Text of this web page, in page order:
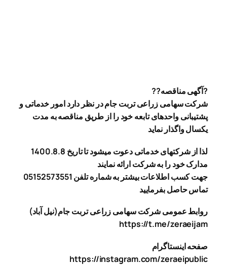
?آگهی مناقصه??
شرکت سهامی زراعی تربت جام در نظر دارد امور خدماتی و
پشتیبانی واحدهای تابعه خود را از طریق مناقصه به مدت
یکسال واگذار نماید
لذا از شرکتهای خدماتی دعوت میشود تا تاریخ 1400.8.8
مدارک خود را به شرکت ارائه نمایند
جهت کسب اطلاعات بیشتر به شماره تلفن 05152573551
تماس حاصل بفرمایید
روابط عمومی شرکت سهامی زراعی تربت جام(نیل آباد)
https://t.me/zeraeijam
صفحه اینستاگرام
https://instagram.com/zeraeipublic